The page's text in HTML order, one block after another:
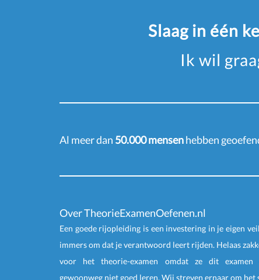
Slaag in één
Ik wil
Al meer dan 50.000 mensenhebben
Over TheorieExamenOefenen.nl
Een goede rijopleiding is een investering in je eigen
immers om dat je verantwoord leert rijden. Helaas
voor het theorie-examen omdat ze dit examen
gewoonweg niet goed leren. Wij streven ernaar om het